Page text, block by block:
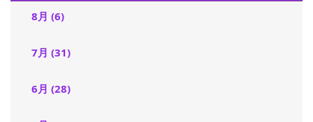
8月 (6)
7月 (31)
6月 (28)